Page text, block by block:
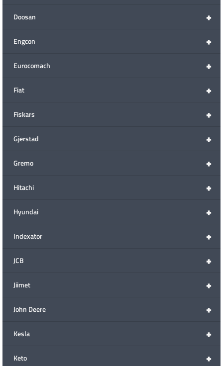
+
Doosan
+
Engcon
+
Eurocomach
+
Fiat
+
Fiskars
+
Gjerstad
+
Gremo
+
Hitachi
+
Hyundai
+
Indexator
+
JCB
+
Jiimet
+
John Deere
+
Kesla
+
Keto